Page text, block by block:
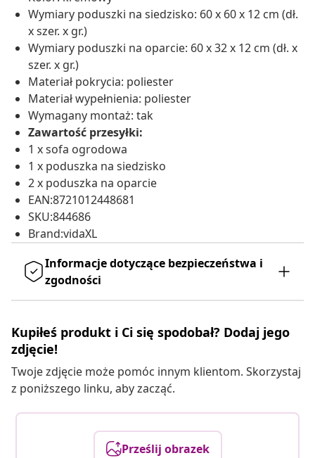
Wymiary poduszki na siedzisko: 60 x 60 x 12 cm (dł.
x szer. x gr.)
Wymiary poduszki na oparcie: 60 x 32 x 12 cm (dł. x
szer. x gr.)
Materiał pokrycia: poliester
Materiał wypełnienia: poliester
Wymagany montaż: tak
Zawartość przesyłki:
1 x sofa ogrodowa
1 x poduszka na siedzisko
2 x poduszka na oparcie
EAN:8721012448681
SKU:844686
Brand:vidaXL
Informacje dotyczące bezpieczeństwa i
zgodności
Kupiłeś produkt i Ci się spodobał? Dodaj jego
zdjęcie!
Twoje zdjęcie może pomóc innym klientom. Skorzystaj
z poniższego linku, aby zacząć.
Prześlij obrazek